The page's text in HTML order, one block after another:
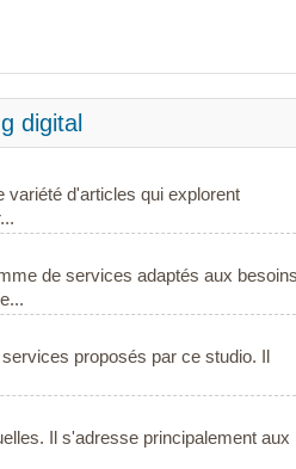
digital
variété d'articles qui explorent
de services adaptés aux besoins
proposés par ce studio. Il
Il s'adresse principalement aux